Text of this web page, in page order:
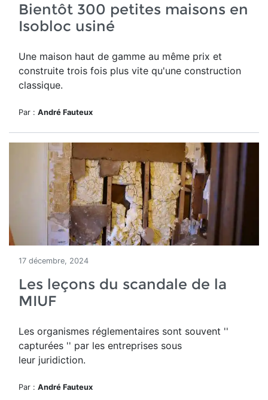
Bientôt 300 petites maisons en
Isobloc usiné
Une maison haut de gamme au même prix et
construite trois fois plus vite qu'une construction
classique.
Par : André Fauteux
17 décembre, 2024
Les leçons du scandale de la
MIUF
Les organismes réglementaires sont souvent ''
capturées '' par les entreprises sous
leur juridiction.
Par : André Fauteux